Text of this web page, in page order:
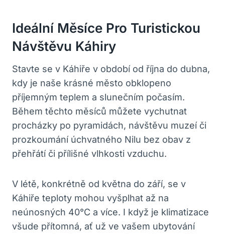
Ideální Měsíce Pro Turistickou
Návštěvu Káhiry
Stavte se v Káhiře v období od října do dubna,
kdy je naše krásné město obklopeno
příjemným teplem a slunečním počasím.
Během těchto měsíců můžete vychutnat
procházky po pyramidách, návštěvu muzeí či
prozkoumání úchvatného Nilu bez obav z
přehřátí či přílišné vlhkosti vzduchu.
V létě, konkrétně od května do září, se v
Káhiře teploty mohou vyšplhat až na
neúnosných 40°C a více. I když je klimatizace
všude přítomná, ať už ve vašem ubytování